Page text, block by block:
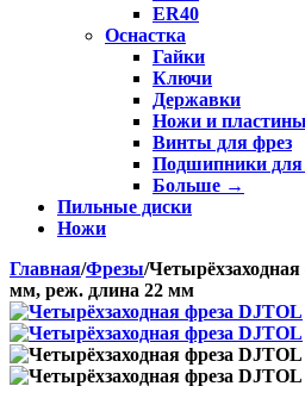
ER40
Оснастка
Гайки
Ключи
Державки
Ножи и
Винты для фрез
Подшипники для
Больше →
Пильные диски
Ножи
Главная/Фрезы/
мм, реж. длина 22 мм